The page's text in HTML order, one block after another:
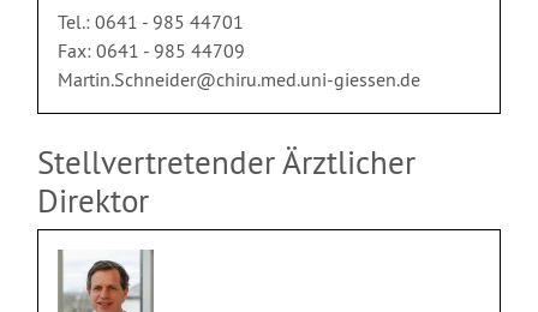
Tel.: 0641 - 985 44701
Fax: 0641 - 985 44709
Martin.Schneider@chiru.med.uni-giessen.de
Stellvertretender Ärztlicher
Direktor